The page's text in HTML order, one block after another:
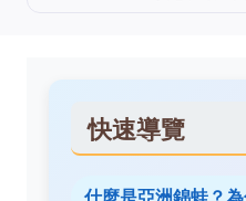
快速導覽
什麼是亞洲錦蛙？